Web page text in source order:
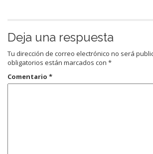
Deja una respuesta
Tu dirección de correo electrónico no será
obligatorios están marcados con *
Comentario *